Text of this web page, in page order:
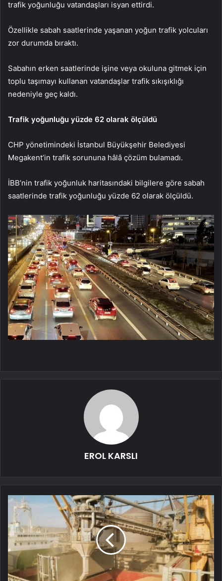
trafik yoğunluğu vatandaşları isyan ettirdi.
Özellikle sabah saatlerinde yaşanan yoğun trafik yolcuları
zor durumda bıraktı.
Sabahın erken saatlerinde işine veya okuluna gitmek için
toplu taşımayı kullanan vatandaşlar trafik sıkışıklığı
nedeniyle geç kaldı.
Trafik yoğunluğu yüzde 62 olarak ölçüldü
CHP yönetimindeki İstanbul Büyükşehir Belediyesi
Megakent’in trafik sorununa hâlâ çözüm bulamadı.
İBB’nin trafik yoğunluk haritasındaki bilgilere göre sabah
saatlerinde trafik yoğunluğu yüzde 62 olarak ölçüldü.
EROL KARSLI